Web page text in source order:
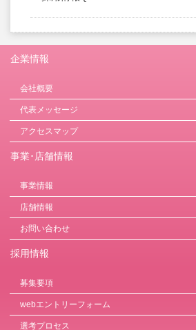
企業情報
会社概要
代表メッセージ
アクセスマップ
事業･店舗情報
事業情報
店舗情報
お問い合わせ
採用情報
募集要項
webエントリーフォーム
選考プロセス